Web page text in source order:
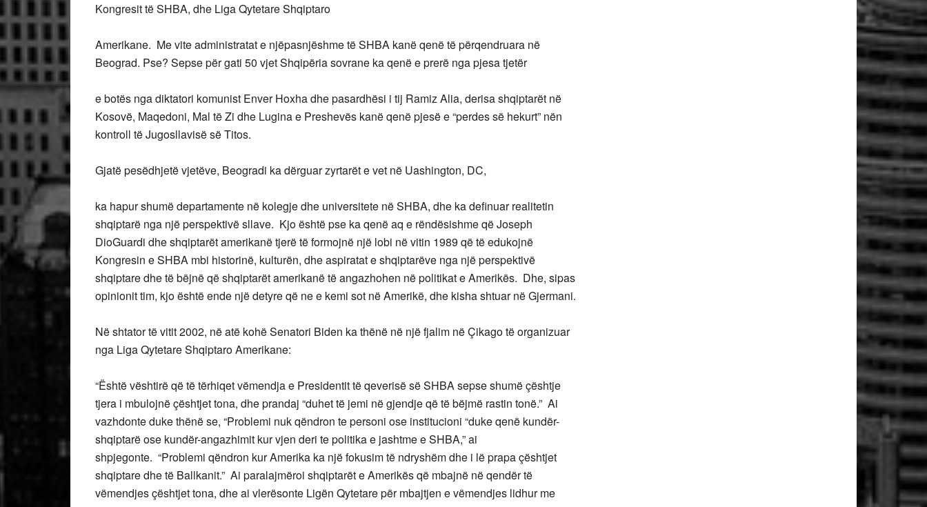
Kongresit të SHBA, dhe Liga Qytetare Shqiptaro
Amerikane. Me vite administratat e njëpasnjëshme të SHBA kanë qenë të përqendruara në
Beograd. Pse? Sepse për gati 50 vjet Shqipëria sovrane ka qenë e prerë nga pjesa tjetër
e botës nga diktatori komunist Enver Hoxha dhe pasardhësi i tij Ramiz Alia, derisa shqiptarët në
Kosovë, Maqedoni, Mal të Zi dhe Lugina e Preshevës kanë qenë pjesë e “perdes së hekurt” nën
kontroll të Jugosllavisë së Titos.
Gjatë pesëdhjetë vjetëve, Beogradi ka dërguar zyrtarët e vet në Uashington, DC,
ka hapur shumë departamente në kolegje dhe universitete në SHBA, dhe ka definuar realitetin
shqiptarë nga një perspektivë sllave. Kjo është pse ka qenë aq e rëndësishme që Joseph
DioGuardi dhe shqiptarët amerikanë tjerë të formojnë një lobi në vitin 1989 që të edukojnë
Kongresin e SHBA mbi historinë, kulturën, dhe aspiratat e shqiptarëve nga një perspektivë
shqiptare dhe të bëjnë që shqiptarët amerikanë të angazhohen në politikat e Amerikës. Dhe, sipas
opinionit tim, kjo është ende një detyre që ne e kemi sot në Amerikë, dhe kisha shtuar në Gjermani.
Në shtator të vitit 2002, në atë kohë Senatori Biden ka thënë në një fjalim në Çikago të organizuar
nga Liga Qytetare Shqiptaro Amerikane:
“Është vështirë që të tërhiqet vëmendja e Presidentit të qeverisë së SHBA sepse shumë çështje
tjera i mbulojnë çështjet tona, dhe prandaj “duhet të jemi në gjendje që të bëjmë rastin tonë.” Ai
vazhdonte duke thënë se, “Problemi nuk qëndron te personi ose institucioni “duke qenë kundër-
shqiptarë ose kundër-angazhimit kur vjen deri te politika e jashtme e SHBA,” ai
shpjegonte. “Problemi qëndron kur Amerika ka një fokusim të ndryshëm dhe i lë prapa çështjet
shqiptare dhe të Ballkanit.” Ai paralajmëroi shqiptarët e Amerikës që mbajnë në qendër të
vëmendjes çështjet tona, dhe ai vlerësonte Ligën Qytetare për mbajtjen e vëmendjes lidhur me